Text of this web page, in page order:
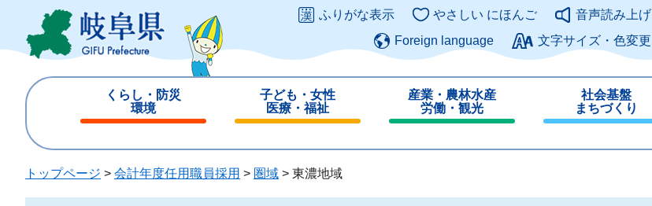
ジ
ュ
このページの本文へ
ふりがな表示 やさしい にほんご
音声読み上げ
Foreign language
文字サイズ・色変更
くらし・防災
環境
じ
子ども・女性
医療・福祉
じ
る
産業・農林水産
労働・観光
じ
社会基盤
まちづくり
じ
トップページ > 会計年度任用職員採用 > 圏域 > 東濃地域